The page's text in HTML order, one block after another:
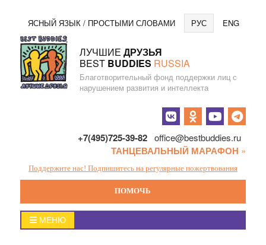
Перейти
к
содержанию
ЯСНЫЙ ЯЗЫК / ПРОСТЫМИ СЛОВАМИ РУС ENG
ЛУЧШИЕ ДРУЗЬЯ
BEST BUDDIES RUSSIA
Благотворительный фонд поддержки лиц с
нарушением развития и интеллекта
+7(495)725-39-82 office@bestbuddies.ru
ТАНЦЕВАЛЬНЫЙ МАРАФОН »
Поддержите нас! Подпишитесь на регулярные пожертвования
ПОМОЧЬ
Главное
меню
МЕНЮ